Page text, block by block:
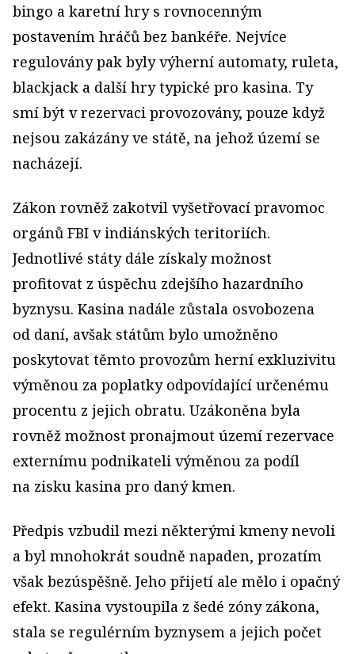
bingo a karetní hry s rovnocenným
postavením hráčů bez bankéře. Nejvíce
regulovány pak byly výherní automaty, ruleta,
blackjack a další hry typické pro kasina. Ty
smí být v rezervaci provozovány, pouze když
nejsou zakázány ve státě, na jehož území se
nacházejí.
Zákon rovněž zakotvil vyšetřovací pravomoc
orgánů FBI v indiánských teritoriích.
Jednotlivé státy dále získaly možnost
profitovat z úspěchu zdejšího hazardního
byznysu. Kasina nadále zůstala osvobozena
od daní, avšak státům bylo umožněno
poskytovat těmto provozům herní exkluzivitu
výměnou za poplatky odpovídající určenému
procentu z jejich obratu. Uzákoněna byla
rovněž možnost pronajmout území rezervace
externímu podnikateli výměnou za podíl
na zisku kasina pro daný kmen.
Předpis vzbudil mezi některými kmeny nevoli
a byl mnohokrát soudně napaden, prozatím
však bezúspěšně. Jeho přijetí ale mělo i opačný
efekt. Kasina vystoupila z šedé zóny zákona,
stala se regulérním byznysem a jejich počet